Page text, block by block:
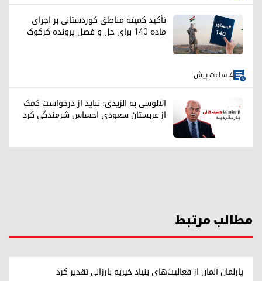
تأکید کمیته مناطق کوردستانی بر اجرای
ماده ۱۴۰ برای حل و فصل پرونده کرکوک
4 ساعت پیش
الآلوسی به الزیدی: نباید از درخواست کمک
از عربستان سعودی احساس شرمندگی کرد
مطالب مرتبط
پارلمان آلمان از فعالیت‌های بنیاد خیریه بارزانی تقدیر کرد